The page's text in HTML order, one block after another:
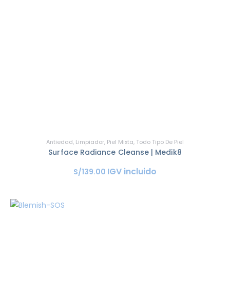
Antiedad, Limpiador, Piel Mixta, Todo Tipo De Piel
Surface Radiance Cleanse | Medik8
S/139.00 IGV incluido